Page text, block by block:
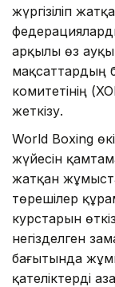
жүргізіліп
арқылы өз
мақсаттардың
комитетінің
жеткізу.
World Boxing
жүйесін
жатқан
төрешілер
курстарын
негізделген
бағытында
қателіктерді